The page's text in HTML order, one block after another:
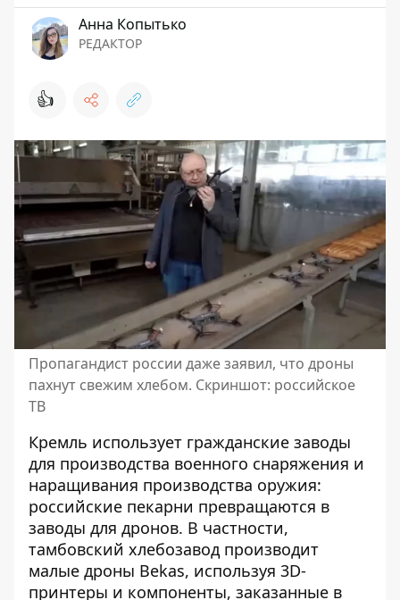
Анна Копытько
РЕДАКТОР
👍
Пропагандист россии даже заявил, что дроны
пахнут свежим хлебом. Скриншот: российское
ТВ
Кремль использует гражданские заводы
для производства военного снаряжения и
наращивания производства оружия:
российские пекарни превращаются в
заводы для дронов. В частности,
тамбовский хлебозавод производит
малые дроны Bekas, используя 3D-
принтеры и компоненты, заказанные в